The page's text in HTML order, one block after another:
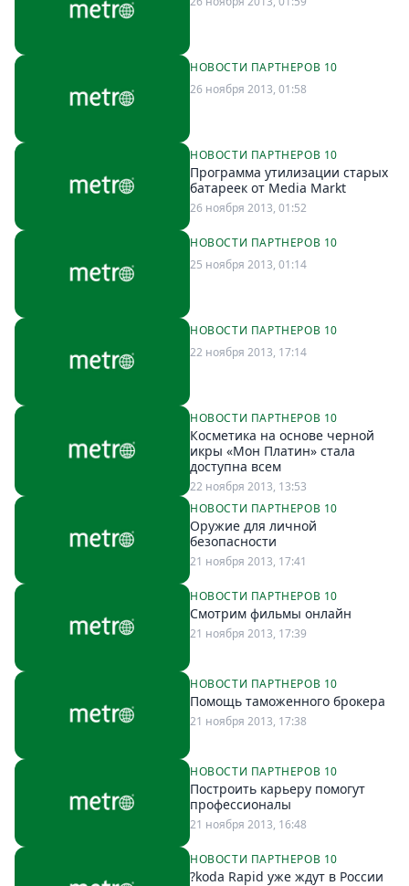
Россия
Еда
Театр
Выставки
О
Звезды
Metro
НОВОСТИ ПАРТНЕРОВ 10
26 ноября 2013, 01:58
НОВОСТИ ПАРТНЕРОВ 10
Программа утилизации старых
батареек от Media Markt
26 ноября 2013, 01:52
НОВОСТИ ПАРТНЕРОВ 10
25 ноября 2013, 01:14
НОВОСТИ ПАРТНЕРОВ 10
22 ноября 2013, 17:14
НОВОСТИ ПАРТНЕРОВ 10
Косметика на основе черной
икры «Мон Платин» стала
доступна всем
22 ноября 2013, 13:53
НОВОСТИ ПАРТНЕРОВ 10
Оружие для личной
безопасности
21 ноября 2013, 17:41
НОВОСТИ ПАРТНЕРОВ 10
Смотрим фильмы онлайн
21 ноября 2013, 17:39
НОВОСТИ ПАРТНЕРОВ 10
Помощь таможенного брокера
21 ноября 2013, 17:38
НОВОСТИ ПАРТНЕРОВ 10
Построить карьеру помогут
профессионалы
21 ноября 2013, 16:48
НОВОСТИ ПАРТНЕРОВ 10
?koda Rapid уже ждут в России